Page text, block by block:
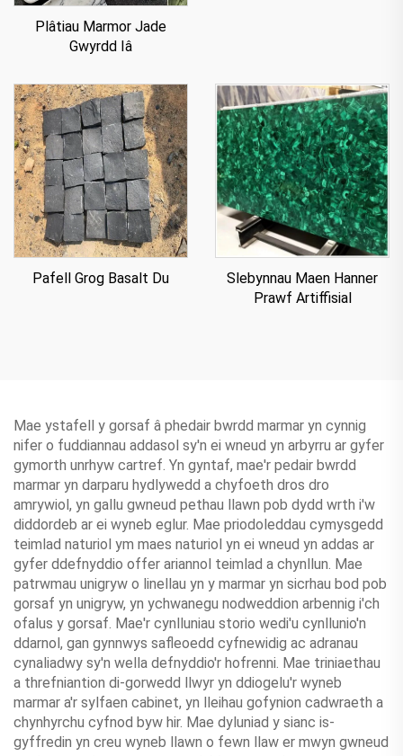
Plâtiau Marmor Jade
Gwyrdd Iâ
Pafell Grog Basalt Du
Slebynnau Maen Hanner
Prawf Artiffisial
Mae ystafell y gorsaf â phedair bwrdd marmar yn cynnig
nifer o fuddiannau addasol sy'n ei wneud yn arbyrru ar gyfer
gymorth unrhyw cartref. Yn gyntaf, mae'r pedair bwrdd
marmar yn darparu hydlywedd a chyfoeth dros dro
amrywiol, yn gallu gwneud pethau llawn pob dydd wrth i'w
diddordeb ar ei wyneb eglur. Mae priodoleddau cymysgedd
teimlad naturiol ym maes naturiol yn ei wneud yn addas ar
gyfer ddefnyddio offer ariannol teimlad a chynllun. Mae
patrwmau unigryw o linellau yn y marmar yn sicrhau bod pob
gorsaf yn unigryw, yn ychwanegu nodweddion arbennig i'ch
ofalus y gorsaf. Mae'r cynlluniau storio wedi'u cynllunio'n
ddarnol, gan gynnwys safleoedd cyfnewidig ac adranau
cynaliadwy sy'n wella defnyddio'r hofrenni. Mae triniaethau
a threfniantion di-gorwedd llwyr yn ddiogelu'r wyneb
marmar a'r sylfaen cabinet, yn lleihau gofynion cadwraeth a
chynhyrchu cyfnod byw hir. Mae dyluniad y sianc is-
gyffredin yn creu wyneb llawn o fewn llaw er mwyn gwneud